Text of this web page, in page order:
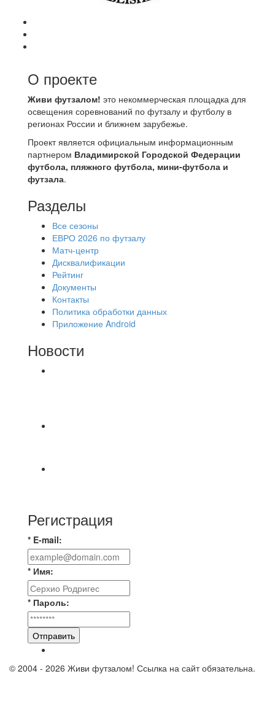
О проекте
Живи футзалом! это некоммерческая площадка для
освещения соревнований по футзалу и футболу в
регионах России и ближнем зарубежье.
Проект является официальным информационным
партнером Владимирской Городской Федерации
футбола, пляжного футбола, мини-футбола и
футзала.
Разделы
Все сезоны
ЕВРО 2026 по футзалу
Матч-центр
Дисквалификации
Рейтинг
Документы
Контакты
Политика обработки данных
Приложение Android
Новости
Регистрация
* E-mail:
* Имя:
* Пароль:
Отправить
© 2004 - 2026 Живи футзалом! Ссылка на сайт обязательна.